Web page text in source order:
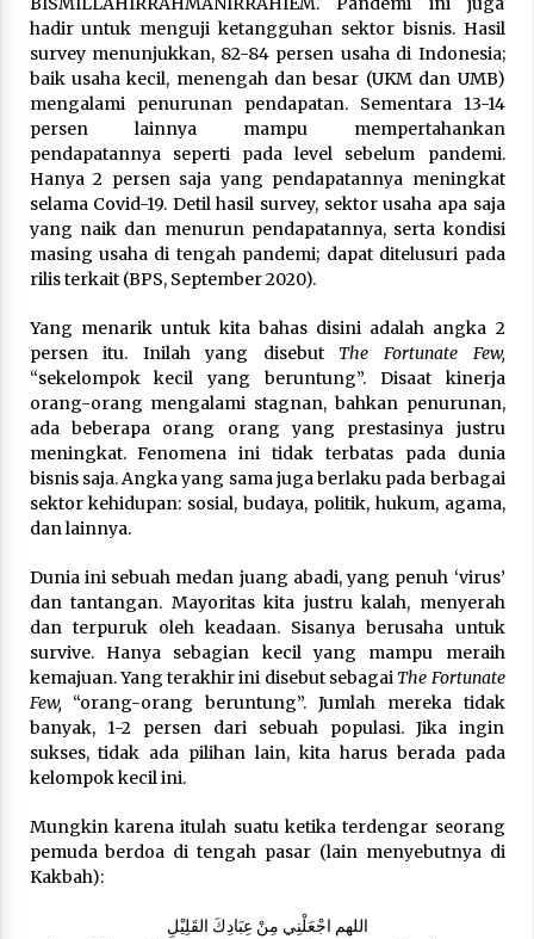
3 months ago
Takut Mati
3 months ago
Said Muniruddin Latih Mental dan Spiritual 80
Siswa YPHC
3 months ago
Said Muniruddin Beri Pelatihan dan Motivasi
Aceh
4 months ago
SELVi: Sebuah Model Motivasi dalam
Kepemimpinan Bisnis
4 months ago
Eksistensi Iran dalam Tiga Ayat: Memahami
4 months ago
hadir untuk menguji ketangguhan sektor bisnis. Hasil
survey menunjukkan, 82-84 persen usaha di Indonesia;
baik usaha kecil, menengah dan besar (UKM dan UMB)
mengalami penurunan pendapatan. Sementara 13-14
persen lainnya mampu mempertahankan
pendapatannya seperti pada level sebelum pandemi.
Hanya 2 persen saja yang pendapatannya meningkat
selama Covid-19. Detil hasil survey, sektor usaha apa saja
yang naik dan menurun pendapatannya, serta kondisi
masing usaha di tengah pandemi; dapat ditelusuri pada
rilis terkait (BPS, September 2020).
Yang menarik untuk kita bahas disini adalah angka 2
persen itu. Inilah yang disebut The Fortunate Few,
“sekelompok kecil yang beruntung”. Disaat kinerja
orang-orang mengalami stagnan, bahkan penurunan,
ada beberapa orang orang yang prestasinya justru
meningkat. Fenomena ini tidak terbatas pada dunia
bisnis saja. Angka yang sama juga berlaku pada berbagai
sektor kehidupan: sosial, budaya, politik, hukum, agama,
dan lainnya.
Dunia ini sebuah medan juang abadi, yang penuh ‘virus’
dan tantangan. Mayoritas kita justru kalah, menyerah
dan terpuruk oleh keadaan. Sisanya berusaha untuk
survive. Hanya sebagian kecil yang mampu meraih
kemajuan. Yang terakhir ini disebut sebagai The Fortunate
Few, “orang-orang beruntung”. Jumlah mereka tidak
banyak, 1-2 persen dari sebuah populasi. Jika ingin
sukses, tidak ada pilihan lain, kita harus berada pada
kelompok kecil ini.
Mungkin karena itulah suatu ketika terdengar seorang
pemuda berdoa di tengah pasar (lain menyebutnya di
Kakbah):
اللهم اجْعَلْنِي مِنْ عِبَادِكَ القَلِيْلِ